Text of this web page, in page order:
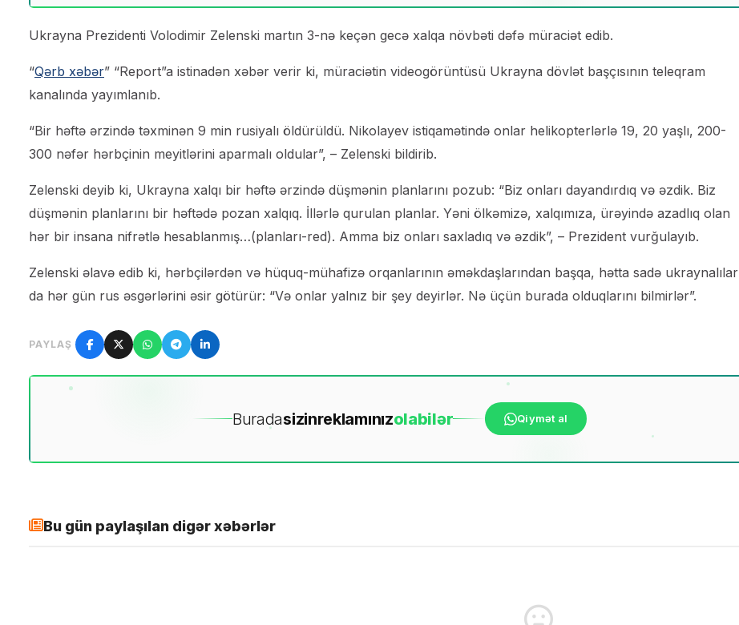
Ukrayna Prezidenti Volodimir Zelenski martın 3-nə keçən gecə xalqa növbəti dəfə müraciət edib.
“Qərb xəbər” “Report”a istinadən xəbər verir ki, müraciətin videogörüntüsü Ukrayna dövlət başçısının teleqram
kanalında yayımlanıb.
“Bir həftə ərzində təxminən 9 min rusiyalı öldürüldü. Nikolayev istiqamətində onlar helikopterlərlə 19, 20 yaşlı, 200-
300 nəfər hərbçinin meyitlərini aparmalı oldular”, – Zelenski bildirib.
Zelenski deyib ki, Ukrayna xalqı bir həftə ərzində düşmənin planlarını pozub: “Biz onları dayandırdıq və əzdik. Biz
düşmənin planlarını bir həftədə pozan xalqıq. İllərlə qurulan planlar. Yəni ölkəmizə, xalqımıza, ürəyində azadlıq olan
hər bir insana nifrətlə hesablanmış…(planları-red). Amma biz onları saxladıq və əzdik”, – Prezident vurğulayıb.
Zelenski əlavə edib ki, hərbçilərdən və hüquq-mühafizə orqanlarının əməkdaşlarından başqa, hətta sadə ukraynalılar
da hər gün rus əsgərlərini əsir götürür: “Və onlar yalnız bir şey deyirlər. Nə üçün burada olduqlarını bilmirlər”.
PAYLAŞ
Buradasizinreklamınızolabilər Qiymət al
Bu gün paylaşılan digər xəbərlər